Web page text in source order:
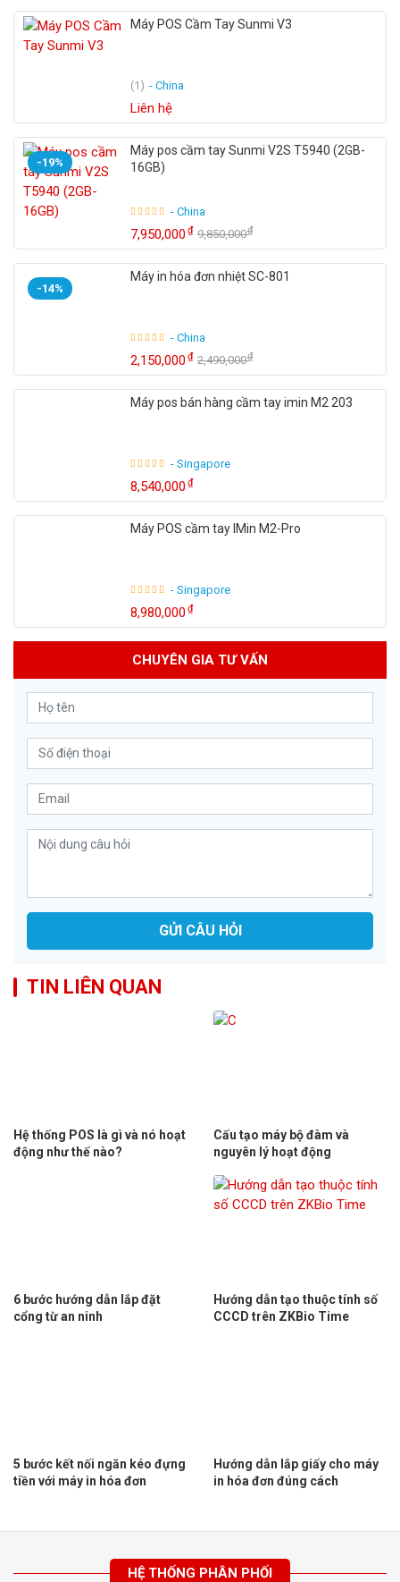
Máy POS Cầm Tay Sunmi V3
(1) - China
Liên hệ
-19%
Máy pos cầm tay Sunmi V2S T5940 (2GB-
16GB)
- China
7,950,000₫ 9,850,000₫
-14%
Máy in hóa đơn nhiệt SC-801
- China
2,150,000₫ 2,490,000₫
Máy pos bán hàng cầm tay imin M2 203
- Singapore
8,540,000₫
Máy POS cầm tay IMin M2-Pro
- Singapore
8,980,000₫
CHUYÊN GIA TƯ VẤN
GỬI CÂU HỎI
TIN LIÊN QUAN
Hệ thống POS là gì và nó hoạt
động như thế nào?
Cấu tạo máy bộ đàm và
nguyên lý hoạt động
6 bước hướng dẫn lắp đặt
cổng từ an ninh
Hướng dẫn tạo thuộc tính số
CCCD trên ZKBio Time
5 bước kết nối ngăn kéo đựng
tiền với máy in hóa đơn
Hướng dẫn lắp giấy cho máy
in hóa đơn đúng cách
HỆ THỐNG PHÂN PHỐI